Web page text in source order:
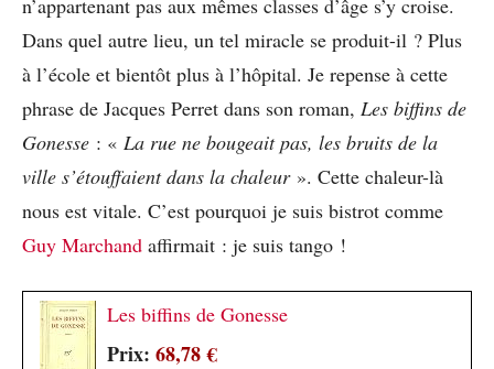
Dans quel autre lieu, un tel miracle se produit-il ? Plus
à l’école et bientôt plus à l’hôpital. Je repense à cette
phrase de Jacques Perret dans son roman, Les biffins de
Gonesse : « La rue ne bougeait pas, les bruits de la
ville s’étouffaient dans la chaleur». Cette chaleur-là
nous est vitale. C’est pourquoi je suis bistrot comme
Guy Marchand affirmait : je suis tango !
Les biffins de Gonesse
Prix: 68,78 €